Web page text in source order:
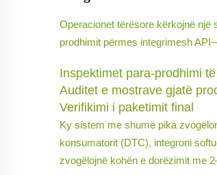
Operacionet tërësore kërkojnë një
prodhimit përmes integrimesh
Inspektimet para-prodhimi
Auditet e mostrave gjatë
Verifikimi i paketimit final
Ky sistem me shumë pika
konsumatorit (DTC), integroni
zvogëlojnë kohën e dorëzimit me